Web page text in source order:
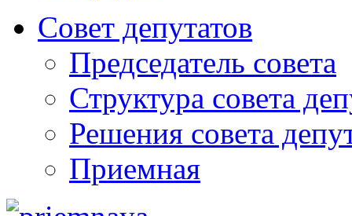
Совет депутатов
Председатель совета
Структура совета
Решения совета
Приемная